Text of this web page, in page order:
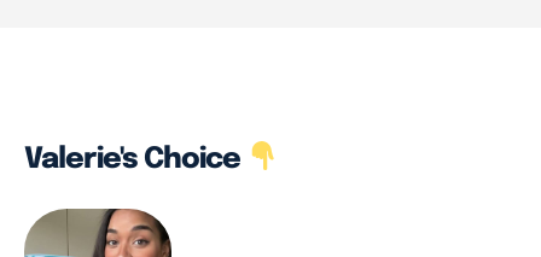
Valerie's Choice